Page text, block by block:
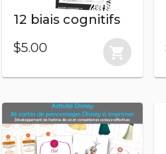
12 biais cognitifs
$5.00
shopping_cart